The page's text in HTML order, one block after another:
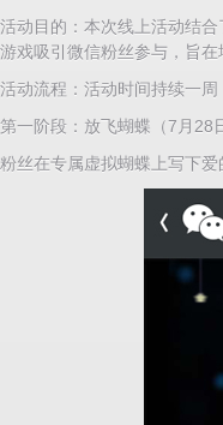
活动目的：本次线上活动结合
游戏吸引微信粉丝参与，旨在
活动流程：活动时间持续一周
第一阶段：放飞蝴蝶（7月28
粉丝在专属虚拟蝴蝶上写下爱